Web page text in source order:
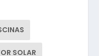
SOLAR